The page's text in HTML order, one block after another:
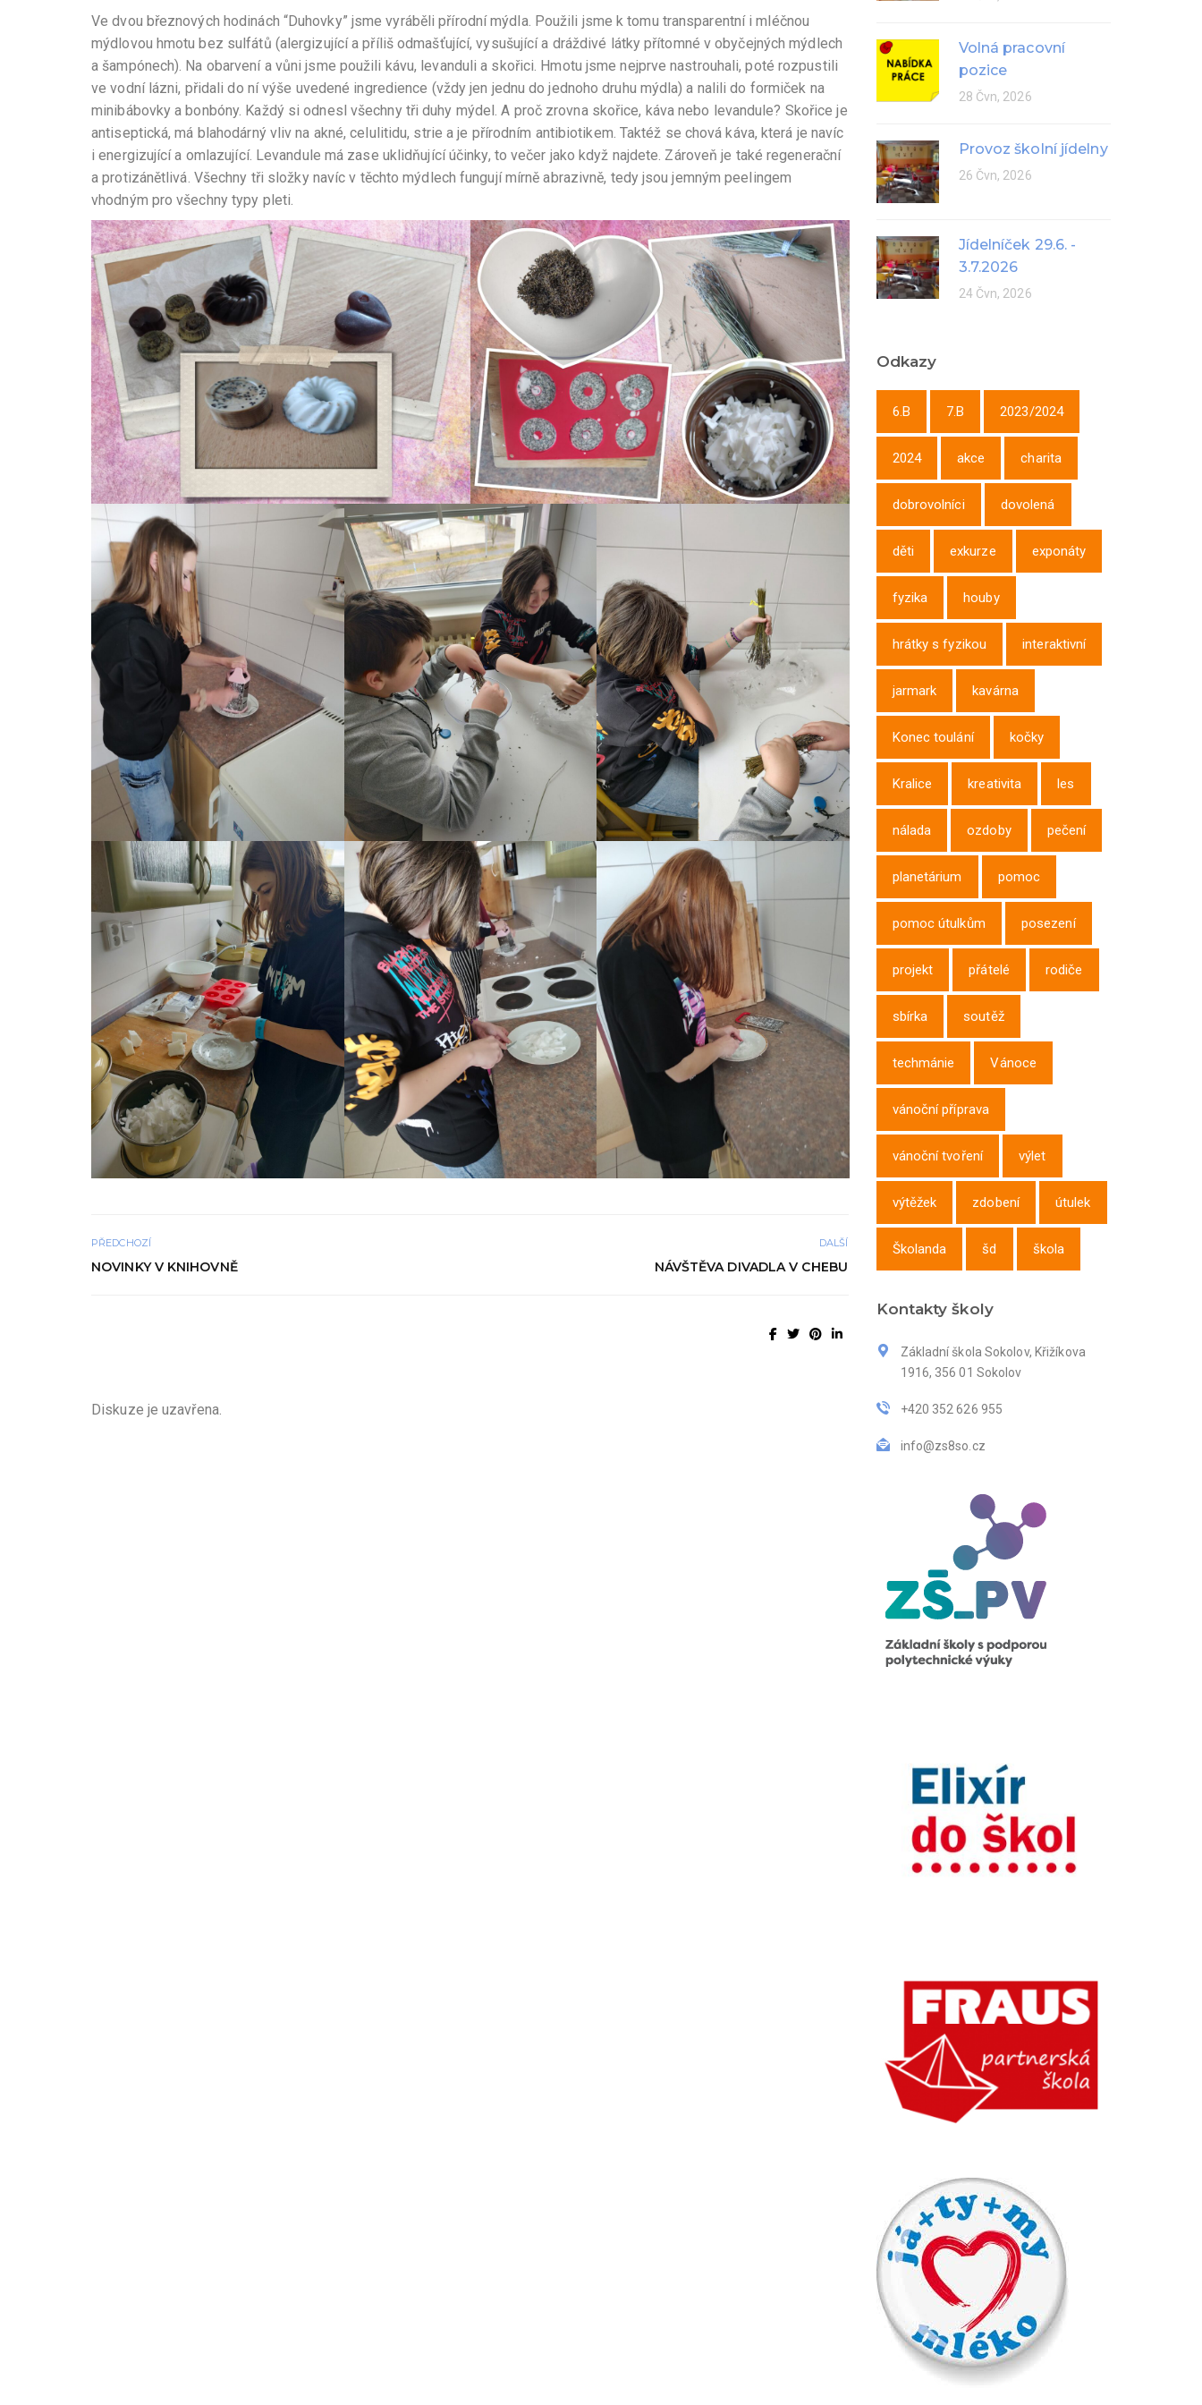
Ve dvou březnových hodinách “Duhovky” jsme vyráběli přírodní mýdla. Použili jsme k tomu transparentní i mléčnou
mýdlovou hmotu bez sulfátů (alergizující a příliš odmašťující, vysušující a dráždivé látky přítomné v obyčejných mýdlech
a šampónech). Na obarvení a vůni jsme použili kávu, levanduli a skořici. Hmotu jsme nejprve nastrouhali, poté rozpustili
ve vodní lázni, přidali do ní výše uvedené ingredience (vždy jen jednu do jednoho druhu mýdla) a nalili do formiček na
minibábovky a bonbóny. Každý si odnesl všechny tři duhy mýdel. A proč zrovna skořice, káva nebo levandule? Skořice je
antiseptická, má blahodárný vliv na akné, celulitidu, strie a je přírodním antibiotikem. Taktéž se chová káva, která je navíc
i energizující a omlazující. Levandule má zase uklidňující účinky, to večer jako když najdete. Zároveň je také regenerační
a protizánětlivá. Všechny tři složky navíc v těchto mýdlech fungují mírně abrazivně, tedy jsou jemným peelingem
vhodným pro všechny typy pleti.
PŘEDCHOZÍ
NOVINKY V KNIHOVNĚ
DALŠÍ
NÁVŠTĚVA DIVADLA V CHEBU
Diskuze je uzavřena.
Volná pracovní
pozice
28 Čvn, 2026
Provoz školní jídelny
26 Čvn, 2026
Jídelníček 29.6. -
3.7.2026
24 Čvn, 2026
Odkazy
6.B 7.B 2023/2024
2024 akce charita
dobrovolníci dovolená
děti exkurze exponáty
fyzika houby
hrátky s fyzikou interaktivní
jarmark kavárna
Konec toulání kočky
Kralice kreativita les
nálada ozdoby pečení
planetárium pomoc
pomoc útulkům posezení
projekt přátelé rodiče
sbírka soutěž
techmánie Vánoce
vánoční příprava
vánoční tvoření výlet
výtěžek zdobení útulek
Školanda šd škola
Kontakty školy
Základní škola Sokolov, Křižíkova
1916, 356 01 Sokolov
+420 352 626 955
info@zs8so.cz